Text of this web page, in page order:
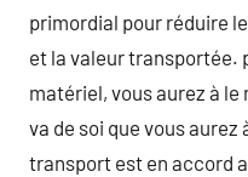
primordial pour réduire
et la valeur transportée.
matériel, vous aurez à
va de soi que vous
transport est en accord